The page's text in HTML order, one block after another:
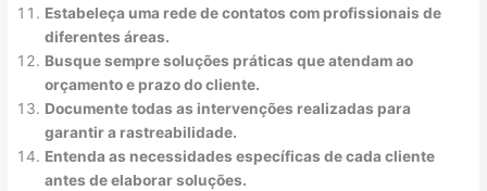
Estabeleça uma rede de contatos com profissionais de
diferentes áreas.
Busque sempre soluções práticas que atendam ao
orçamento e prazo do cliente.
Documente todas as intervenções realizadas para
garantir a rastreabilidade.
Entenda as necessidades específicas de cada cliente
antes de elaborar soluções.